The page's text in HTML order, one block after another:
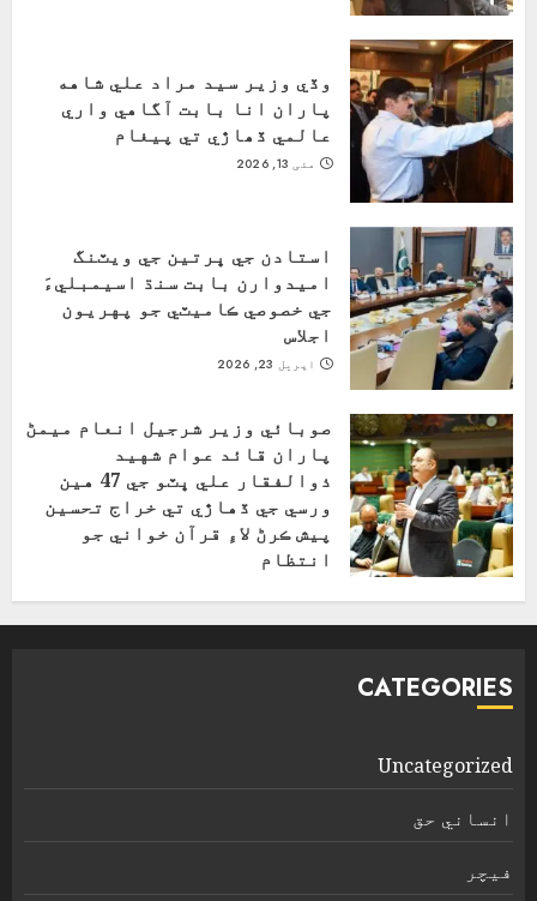
وڏي وزير سيد مراد علي شاهه
پاران انا بابت آگاهي واري
عالمي ڏھاڙي تي پيغام
مئی 13, 2026
استادن جي ڀرتين جي ويٽنگ
اميدوارن بابت سنڌ اسيمبليءَ
جي خصوصي ڪاميٽي جو پهريون
اجلاس
اپریل 23, 2026
صوبائي وزير شرجيل انعام ميمڻ
پاران قائد عوام شهيد
ذوالفقار علي ڀٽو جي 47 هين
ورسي جي ڏهاڙي تي خراج تحسين
پيش ڪرڻ لاءِ قرآن خواني جو
انتظام
CATEGORIES
Uncategorized
انساني حق
فیچر